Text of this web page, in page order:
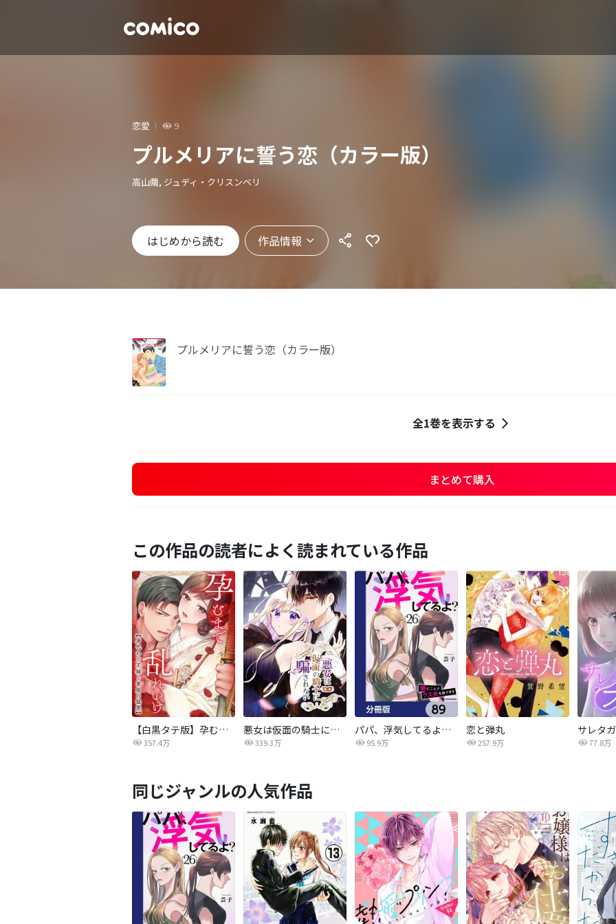
恋愛 9
プルメリアに誓う恋（カラー版）
高山繭, ジュディ・クリスンベリ
はじめから読む 作品情報
プルメリアに誓う恋（カラー版）
全1巻を表示する
まとめて購入
この作品の読者によく読まれている作品
【白黒タテ版】孕むまで乱れいけ～身代わり花嫁と軍服の猛愛
357.4万
悪女は仮面の騎士に騙されない
339.3万
パパ、浮気してるよ？娘と二人でクズ夫を捨てます【分冊版】
95.9万
恋と弾丸
257.9万 77.8万
同じジャンルの人気作品